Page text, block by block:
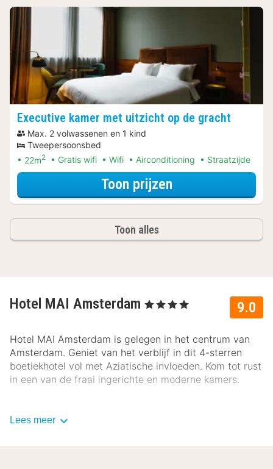
Executive kamer met uitzicht op de gracht
Max. 2 volwassenen en 1 kind
Tweepersoonsbed
22m2 Gratis wifi Wifi Airconditioning Straatzijde
Toon prijzenvoor Diner
Toon alles
9.0
Hotel MAI Amsterdam , 4 Sterren
Hotel MAI Amsterdam is gelegen in het centrum van
Amsterdam. Geniet van het verblijf in dit 4-sterren
boetiekhotel vol met Aziatische invloeden. Kom tot rust
in een van de fraai ingerichte en moderne kamers.
Lees meer